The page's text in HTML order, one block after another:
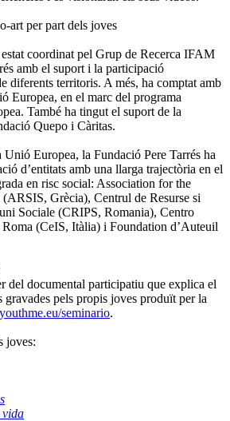
art per part dels joves
coordinat pel Grup de Recerca IFAM
amb el suport i la participació
diferents territoris. A més, ha comptat amb
Europea, en el marc del programa
També ha tingut el suport de la
Quepo i Càritas.
Unió Europea, la Fundació Pere Tarrés ha
d’entitats amb una llarga trajectòria en el
en risc social: Association for the
Grècia), Centrul de Resurse si
Sociale (CRIPS, Romania), Centro
(CeIS, Itàlia) i Foundation d’Auteuil
del documental participatiu que explica el
gravades pels propis joves produït per la
seminario.
joves:
vida